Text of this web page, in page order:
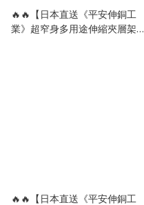
🔥🔥【日本直送《平安伸銅工
業》超窄身多用途伸縮夾層架】
🔥🔥【日本直送《平安伸銅工